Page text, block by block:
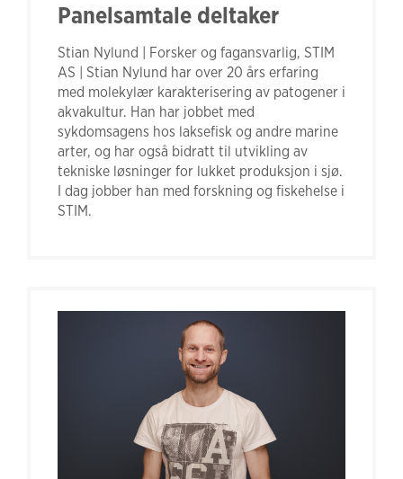
Panelsamtale deltaker
Stian Nylund | Forsker og fagansvarlig, STIM
AS | Stian Nylund har over 20 års erfaring
med molekylær karakterisering av patogener i
akvakultur. Han har jobbet med
sykdomsagens hos laksefisk og andre marine
arter, og har også bidratt til utvikling av
tekniske løsninger for lukket produksjon i sjø.
I dag jobber han med forskning og fiskehelse i
STIM.